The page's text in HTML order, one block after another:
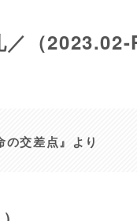
（2023.02-
交差点』より